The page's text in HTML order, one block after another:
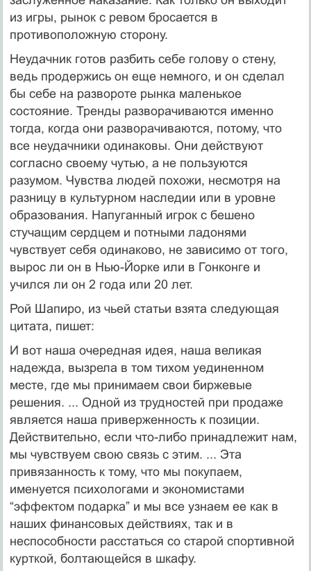
из игры, рынок с ревом бросается в
противоположную сторону.
Неудачник готов разбить себе голову о стену,
ведь продержись он еще немного, и он сделал
бы себе на развороте рынка маленькое
состояние. Тренды разворачиваются именно
тогда, когда они разворачиваются, потому, что
все неудачники одинаковы. Они действуют
согласно своему чутью, а не пользуются
разумом. Чувства людей похожи, несмотря на
разницу в культурном наследии или в уровне
образования. Напуганный игрок с бешено
стучащим сердцем и потными ладонями
чувствует себя одинаково, не зависимо от того,
вырос ли он в Нью-Йорке или в Гонконге и
учился ли он 2 года или 20 лет.
Рой Шапиро, из чьей статьи взята следующая
цитата, пишет:
И вот наша очередная идея, наша великая
надежда, вызрела в том тихом уединенном
месте, где мы принимаем свои биржевые
решения. ... Одной из трудностей при продаже
является наша приверженность к позиции.
Действительно, если что-либо принадлежит нам,
мы чувствуем свою связь с этим. ... Эта
привязанность к тому, что мы покупаем,
именуется психологами и экономистами
“эффектом подарка” и мы все узнаем ее как в
наших финансовых действиях, так и в
неспособности расстаться со старой спортивной
курткой, болтающейся в шкафу.